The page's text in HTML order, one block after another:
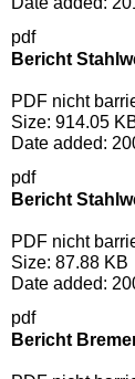
pdf
Bericht
PDF nicht
Size: 914.05
Date added:
pdf
Bericht
PDF nicht
Size: 87.88 KB
Date added:
pdf
Bericht